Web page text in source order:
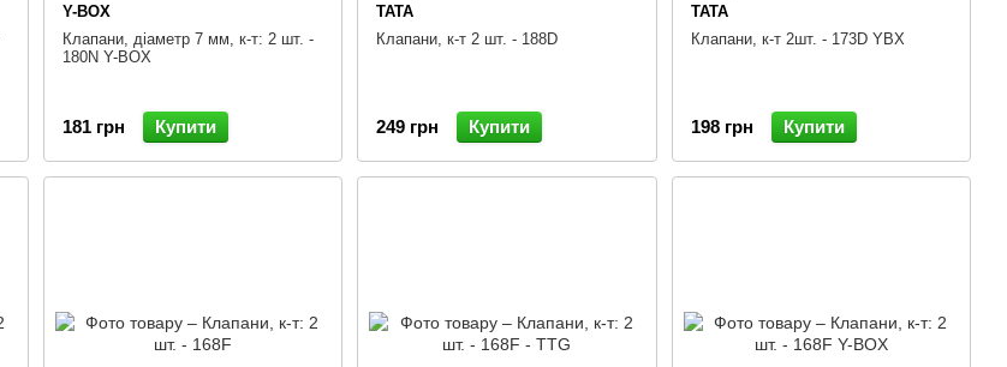
Y-BOX
Клапани, діаметр 7 мм, к-т: 2 шт. -
180N Y-BOX
181 грн Купити
TATA
Клапани, к-т 2 шт. - 188D
249 грн Купити
TATA
Клапани, к-т 2шт. - 173D YBX
198 грн Купити